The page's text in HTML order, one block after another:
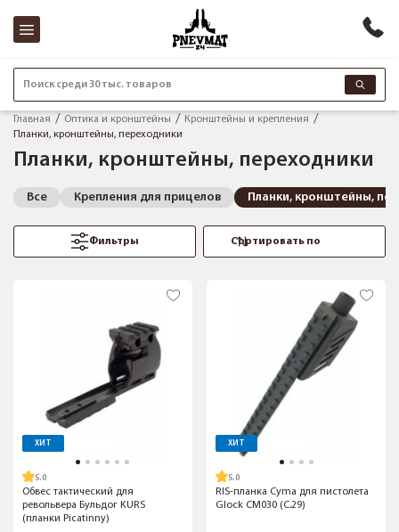
Поиск среди 30 тыс. товаров
Главная Оптика и кронштейны
Кронштейны и крепления
Планки, кронштейны, переходники
Планки, кронштейны, переходники
Все Крепления для прицелов Планки, кронштейны,
Фильтры
ХИТ
5.0
Обвес тактический для
револьвера Бульдог KURS
(планки Picatinny)
ХИТ
5.0
RIS-планка Cyma для пистолета
Glock CM030 (C.29)